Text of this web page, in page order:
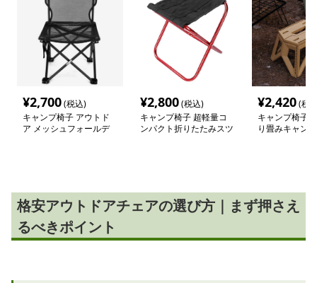
¥2,700(税込)
キャンプ椅子 アウトド
ア メッシュフォールデ
¥2,800(税込)
キャンプ椅子 超軽量コ
ンパクト折りたたみスツ
¥2,420(税
キャンプ椅子
り畳みキャン
格安アウトドアチェアの選び方｜まず押さえ
るべきポイント